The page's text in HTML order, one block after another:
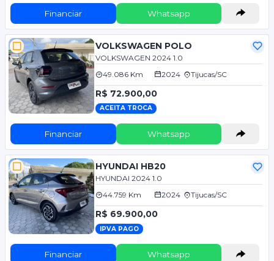
Financiar Whatsapp
VOLKSWAGEN POLO
VOLKSWAGEN 2024 1.0
49.086 Km
2024 Tijucas/SC
R$ 72.900,00
ACEITA TROCA
Financiar Whatsapp
HYUNDAI HB20
HYUNDAI 2024 1.0
44.759 Km
2024 Tijucas/SC
R$ 69.900,00
IPVA PAGO
Financiar Whatsapp